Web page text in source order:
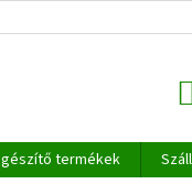
termékek